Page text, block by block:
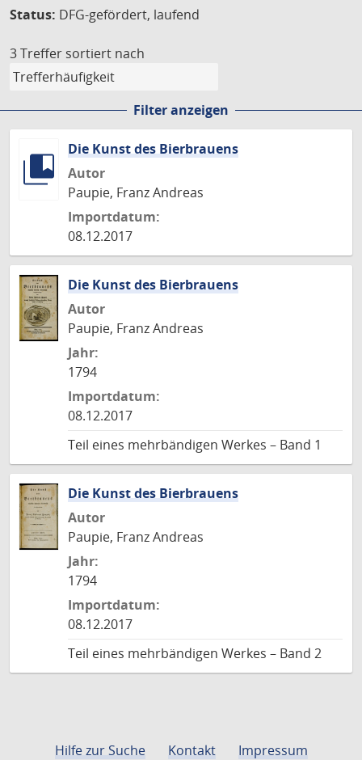
Status: DFG-gefördert, laufend
3 Treffer sortiert nach
Filter anzeigen
Die Kunst des Bierbrauens
Autor
Paupie, Franz Andreas
Importdatum:
08.12.2017
Die Kunst des Bierbrauens
Autor
Paupie, Franz Andreas
Jahr:
1794
Importdatum:
08.12.2017
Teil eines mehrbändigen Werkes – Band 1
Die Kunst des Bierbrauens
Autor
Paupie, Franz Andreas
Jahr:
1794
Importdatum:
08.12.2017
Teil eines mehrbändigen Werkes – Band 2
Hilfe zur Suche Kontakt
Impressum